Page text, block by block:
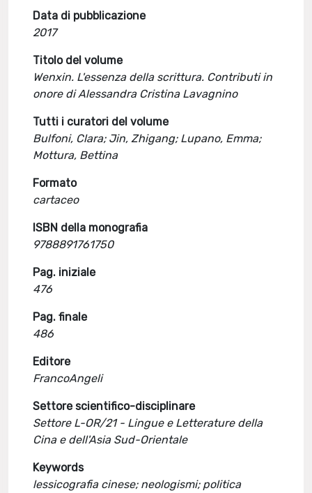
Data di pubblicazione
2017
Titolo del volume
Wenxin. L'essenza della scrittura. Contributi in
onore di Alessandra Cristina Lavagnino
Tutti i curatori del volume
Bulfoni, Clara; Jin, Zhigang; Lupano, Emma;
Mottura, Bettina
Formato
cartaceo
ISBN della monografia
9788891761750
Pag. iniziale
476
Pag. finale
486
Editore
FrancoAngeli
Settore scientifico-disciplinare
Settore L-OR/21 - Lingue e Letterature della
Cina e dell'Asia Sud-Orientale
Keywords
lessicografia cinese; neologismi; politica